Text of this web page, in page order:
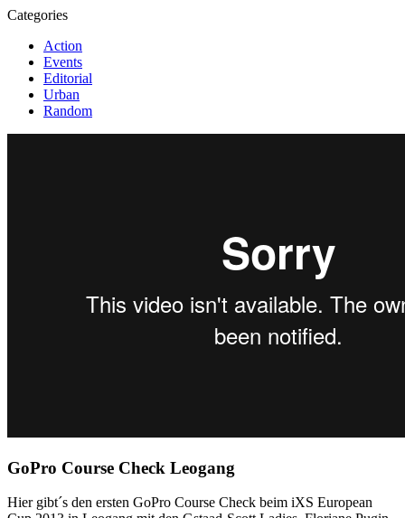
Categories
Action
Events
Editorial
Urban
Random
GoPro Course Check Leogang
Hier gibt´s den ersten GoPro Course Check beim iXS European